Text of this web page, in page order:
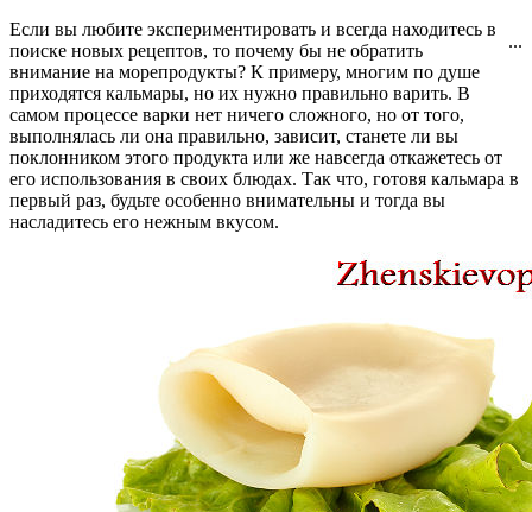
...
Если вы любите экспериментировать и всегда находитесь в
поиске новых рецептов, то почему бы не обратить
внимание на морепродукты? К примеру, многим по душе
приходятся кальмары, но их нужно правильно варить. В
самом процессе варки нет ничего сложного, но от того,
выполнялась ли она правильно, зависит, станете ли вы
поклонником этого продукта или же навсегда откажетесь от
его использования в своих блюдах. Так что, готовя кальмара в
первый раз, будьте особенно внимательны и тогда вы
насладитесь его нежным вкусом.